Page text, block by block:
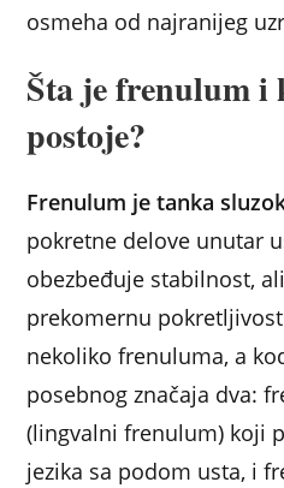
osmeha od najranijeg
Šta je frenulum i
postoje?
Frenulum je tanka
pokretne delove unutar
obezbeđuje stabilnost,
prekomernu
nekoliko frenuluma, a
posebnog značaja dva:
(lingvalni frenulum) koji
jezika sa podom usta, i